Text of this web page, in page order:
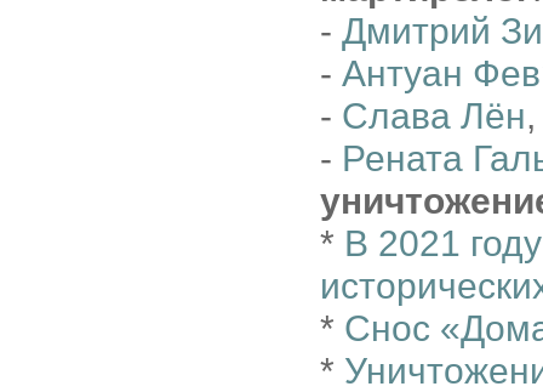
- Дмитрий
- Антуан
- Слава Лён
- Рената
* В 2021
* Снос
*